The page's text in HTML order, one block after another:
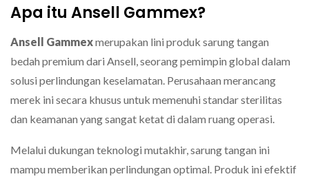
Apa itu Ansell Gammex?
Ansell Gammexmerupakan lini produk sarung tangan
bedah premium dari Ansell, seorang pemimpin global dalam
solusi perlindungan keselamatan. Perusahaan merancang
merek ini secara khusus untuk memenuhi standar sterilitas
dan keamanan yang sangat ketat di dalam ruang operasi.
Melalui dukungan teknologi mutakhir, sarung tangan ini
mampu memberikan perlindungan optimal. Produk ini efektif